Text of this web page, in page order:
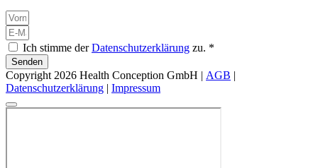
Ich stimme derDatenschutzerklärung zu. *
Senden
Copyright 2026 Health Conception GmbH | AGB |
Datenschutzerklärung | Impressum